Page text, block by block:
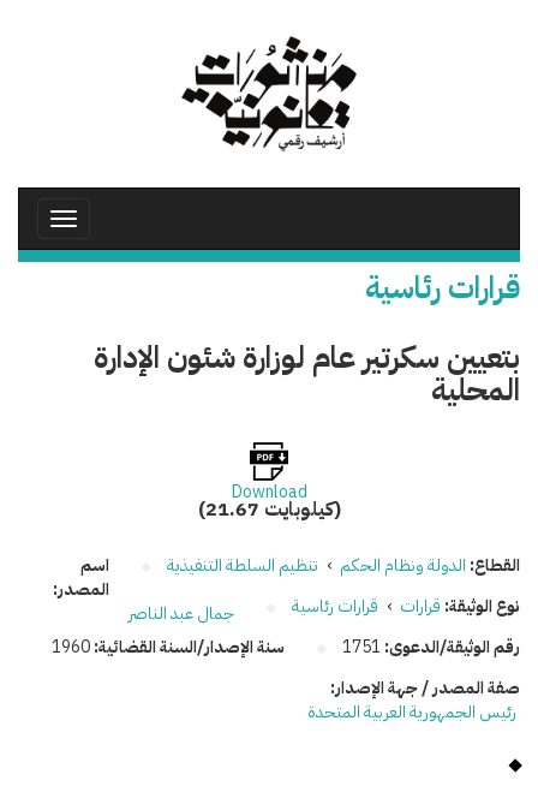
Toggle
قرارات رئاسية
بتعيين سكرتير عام لوزارة شئون الإدارة
المحلية
Download
(21.67 كيلوبايت)
القطاع: الدولة ونظام الحكم › تنظيم السلطة التنفيذية
نوع الوثيقة: قرارات › قرارات رئاسية
رقم الوثيقة/الدعوى: 1751 سنة الإصدار/السنة القضائية:1960
اسم
المصدر:
جمال عبد الناصر
صفة المصدر / جهة الإصدار:
رئيس الجمهورية العربية المتحدة